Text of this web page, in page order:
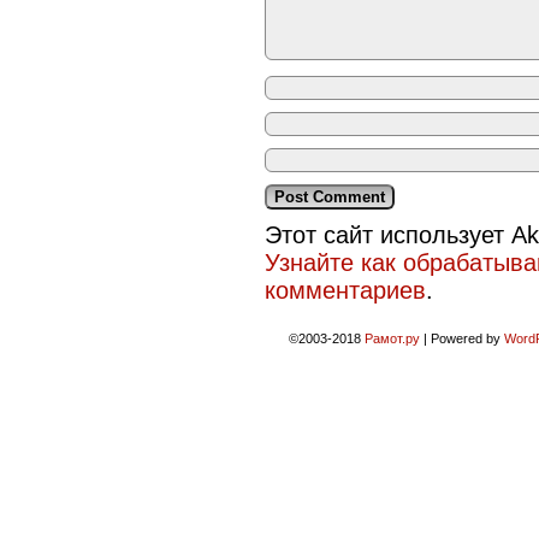
Этот сайт использует
Узнайте как
комментариев.
©2003-2018 Рамот.ру Powered by